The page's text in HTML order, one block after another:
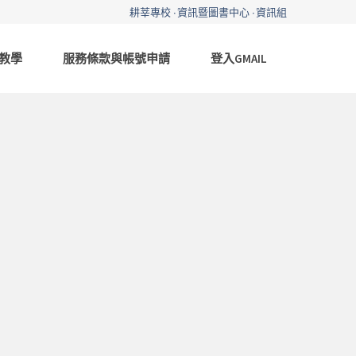
耕莘專校 資訊暨圖書中心 資訊組
學 服務條款與帳號申請 登入GMAIL